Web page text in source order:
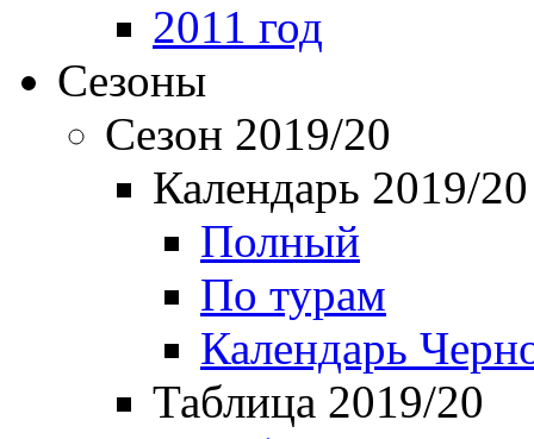
2011 год
Сезоны
Сезон 2019/20
Календарь 2019/20
Полный
По турам
Календарь
Таблица 2019/20